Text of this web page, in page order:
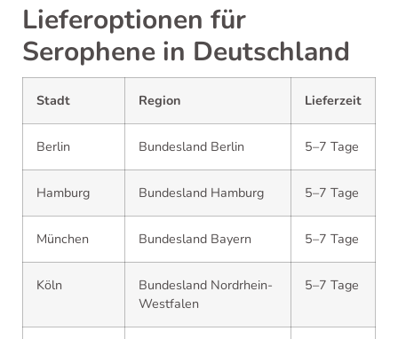
Lieferoptionen für
Serophene in Deutschland
Stadt Region Lieferzeit
Berlin Bundesland Berlin 5–7 Tage
Hamburg Bundesland Hamburg 5–7 Tage
München Bundesland Bayern 5–7 Tage
Köln
Bundesland Nordrhein-
Westfalen
5–7 Tage